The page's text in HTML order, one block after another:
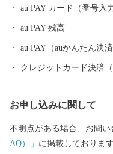
au PAY カード（番号入
au PAY 残高
au PAY（auかんたん決
クレジットカード決済（
お申し込みに関して
不明点がある場合、お問
AQ）」 に掲載しておりま